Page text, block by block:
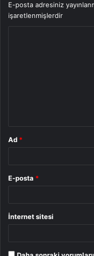
E-posta adresiniz
işaretlenmişlerdir
Ad *
E-posta *
İnternet sitesi